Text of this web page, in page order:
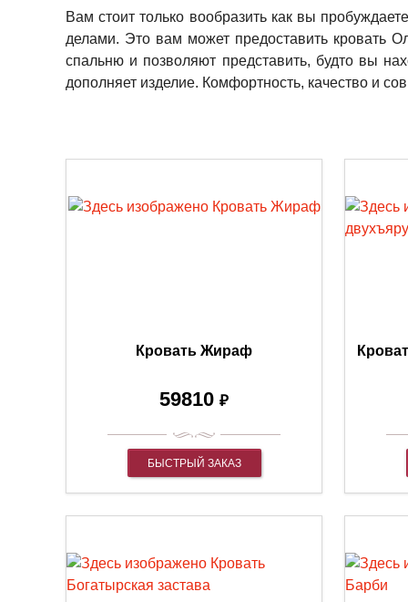
Вам стоит только вообразить как вы
делами. Это вам может предоставить
спальню и позволяют представить, будто вы
дополняет изделие. Комфортность, качество и
Кровать Жираф
59810 ₽
БЫСТРЫЙ ЗАКАЗ